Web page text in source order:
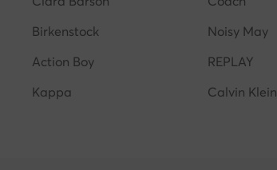
Birkenstock Noisy May
Action Boy REPLAY
Kappa Calvin Klein